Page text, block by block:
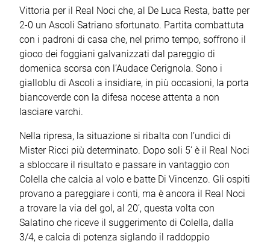
Vittoria per il Real Noci che, al De Luca Resta, batte per
2-0 un Ascoli Satriano sfortunato. Partita combattuta
con i padroni di casa che, nel primo tempo, soffrono il
gioco dei foggiani galvanizzati dal pareggio di
domenica scorsa con l’Audace Cerignola. Sono i
gialloblu di Ascoli a insidiare, in più occasioni, la porta
biancoverde con la difesa nocese attenta a non
lasciare varchi.
Nella ripresa, la situazione si ribalta con l’undici di
Mister Ricci più determinato. Dopo soli 5’ è il Real Noci
a sbloccare il risultato e passare in vantaggio con
Colella che calcia al volo e batte Di Vincenzo. Gli ospiti
provano a pareggiare i conti, ma è ancora il Real Noci
a trovare la via del gol, al 20’, questa volta con
Salatino che riceve il suggerimento di Colella, dalla
3/4, e calcia di potenza siglando il raddoppio